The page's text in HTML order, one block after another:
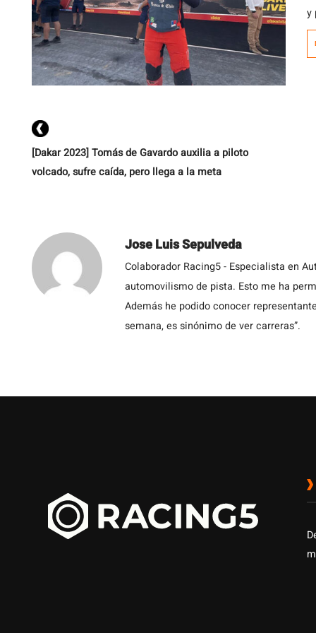
y
[Dakar 2023] Tomás de Gavardo auxilia a piloto
volcado, sufre caída, pero llega a la meta
Jose Luis Sepulveda
Colaborador Racing5 - Especialista en
automovilismo de pista. Esto me ha
Además he podido conocer
semana, es sinónimo de ver carreras”.